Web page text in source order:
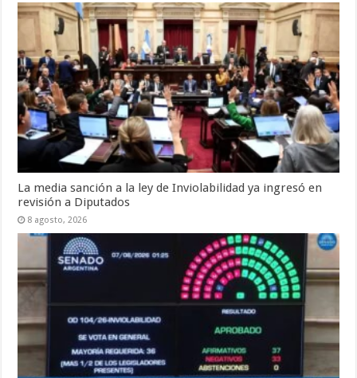
La media sanción a la ley de Inviolabilidad ya ingresó en
revisión a Diputados
8 agosto, 2026